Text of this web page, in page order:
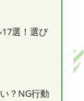
選！選び
？NG行動